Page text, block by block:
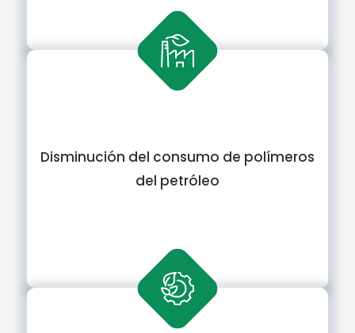
Disminución del consumo de polímeros
del petróleo